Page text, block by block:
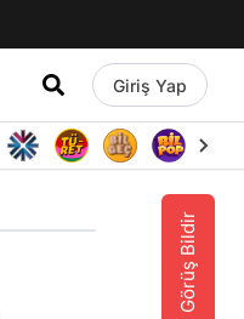
Giriş Yap
Görüş Bildir